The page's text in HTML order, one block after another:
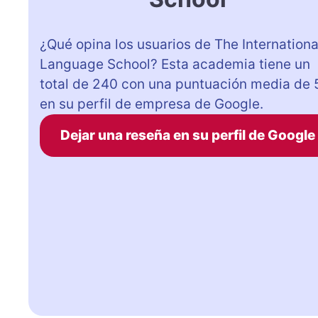
¿Qué opina los usuarios de The
Language School? Esta academia tiene un
total de 240 con una puntuación media de
en su perfil de empresa de Google.
Dejar una reseña en su perfil de Google